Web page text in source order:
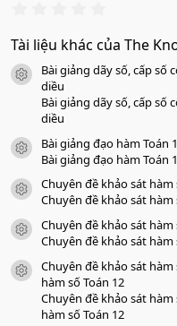
0
0
a
Tài liệu khác của The
icon tài liệu
Bài giảng dãy số, cấp số
diều
Bài giảng dãy số, cấp số
diều
icon tài liệu
Bài giảng đạo hàm Toán
Bài giảng đạo hàm Toán
icon tài liệu
Chuyên đề khảo sát
Chuyên đề khảo sát
icon tài liệu
Chuyên đề khảo sát hàm
Chuyên đề khảo sát hàm
icon tài liệu
Chuyên đề khảo sát
hàm số Toán 12
Chuyên đề khảo sát
hàm số Toán 12